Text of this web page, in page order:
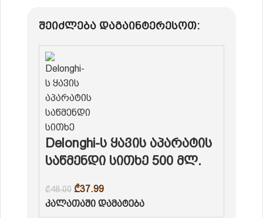
შეიძლება დაგაინტერესოთ:
Delonghi-ს ყავის აპარატის
საწმენდი სითხე 500 მლ.
₾48.00 ₾37.99
კალათაში დამატება